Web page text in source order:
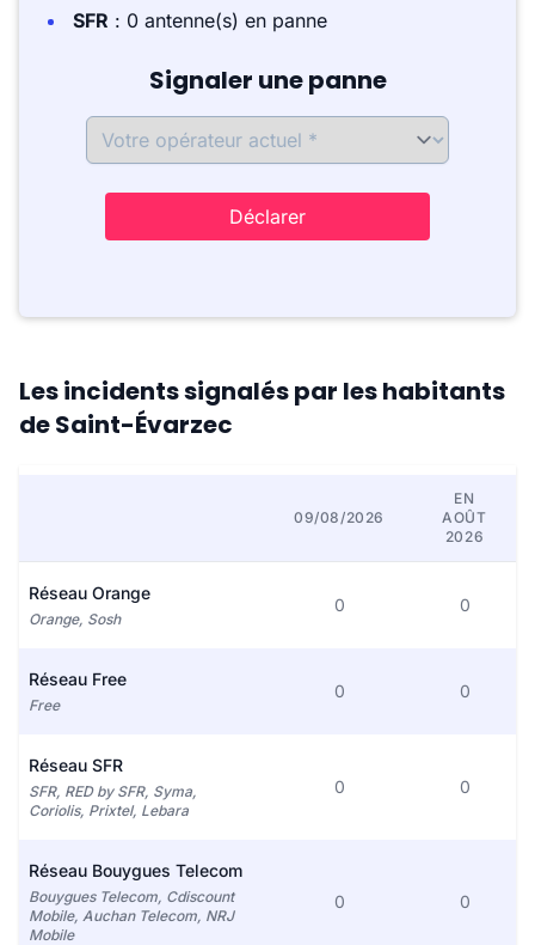
SFR : 0 antenne(s) en panne
Signaler une panne
Déclarer
Les incidents signalés par les habitants
de Saint-Évarzec
09/08/2026
EN
AOÛT
2026
Réseau Orange
Orange, Sosh
0 0
Réseau Free
Free
0 0
Réseau SFR
SFR, RED by SFR, Syma,
Coriolis, Prixtel, Lebara
0 0
Réseau Bouygues Telecom
Bouygues Telecom, Cdiscount
Mobile, Auchan Telecom, NRJ
Mobile
0 0